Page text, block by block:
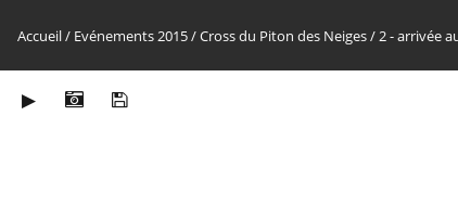
Accueil/ Evénements 2015/Cross du Piton des Neiges/2 - arrivée